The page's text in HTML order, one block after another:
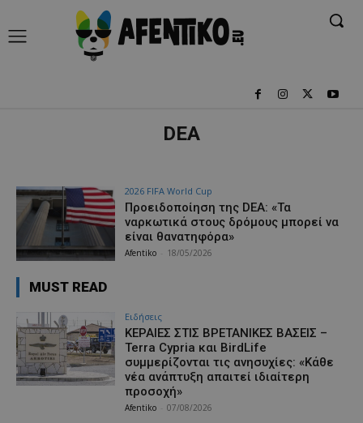
DEA
2026 FIFA World Cup
Προειδοποίηση της DEA: «Τα
ναρκωτικά στους δρόμους μπορεί να
είναι θανατηφόρα»
Afentiko 18/05/2026
MUST READ
Ειδήσεις
ΚΕΡΑΙΕΣ ΣΤΙΣ ΒΡΕΤΑΝΙΚΕΣ ΒΑΣΕΙΣ –
Terra Cypria και BirdLife
συμμερίζονται τις ανησυχίες: «Κάθε
νέα ανάπτυξη απαιτεί ιδιαίτερη
προσοχή»
Afentiko 07/08/2026